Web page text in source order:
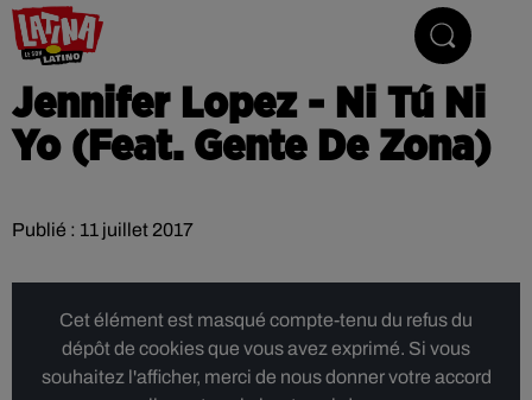
Jennifer Lopez - Ni Tú Ni
Yo (Feat. Gente De Zona)
Publié : 11 juillet 2017
Cet élément est masqué compte-tenu du refus du
dépôt de cookies que vous avez exprimé. Si vous
souhaitez l'afficher, merci de nous donner votre accord